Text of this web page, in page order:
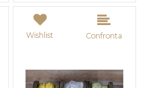
Wishlist Confronta